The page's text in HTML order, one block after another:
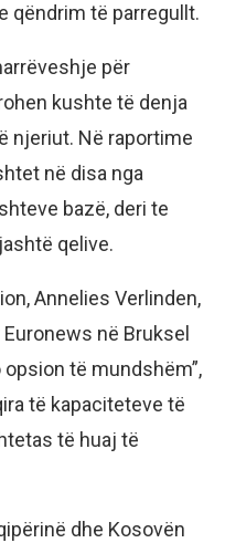
qëndrim të parregullt.
për
kushte të denja
njeriut. Në raportime
në disa nga
bazë, deri te
qelive.
Annelies Verlinden,
në Bruksel
të mundshëm”,
të kapaciteteve të
të huaj të
dhe Kosovën